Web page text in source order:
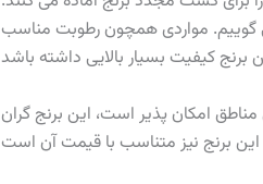
گوییم. مواردی همچون رطوبت مناسب
امکان پذیر است، این برنج گران